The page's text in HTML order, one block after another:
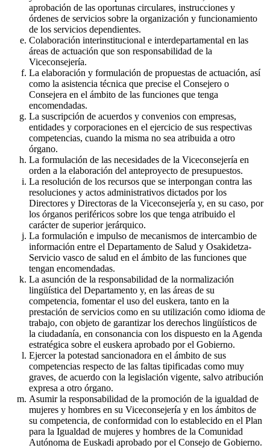
aprobación de las oportunas circulares, instrucciones y
órdenes de servicios sobre la organización y funcionamiento
de los servicios dependientes.
Colaboración interinstitucional e interdepartamental en las
áreas de actuación que son responsabilidad de la
Viceconsejería.
La elaboración y formulación de propuestas de actuación, así
como la asistencia técnica que precise el Consejero o
Consejera en el ámbito de las funciones que tenga
encomendadas.
La suscripción de acuerdos y convenios con empresas,
entidades y corporaciones en el ejercicio de sus respectivas
competencias, cuando la misma no sea atribuida a otro
órgano.
La formulación de las necesidades de la Viceconsejería en
orden a la elaboración del anteproyecto de presupuestos.
La resolución de los recursos que se interpongan contra las
resoluciones y actos administrativos dictados por los
Directores y Directoras de la Viceconsejería y, en su caso, por
los órganos periféricos sobre los que tenga atribuido el
carácter de superior jerárquico.
La formulación e impulso de mecanismos de intercambio de
información entre el Departamento de Salud y Osakidetza-
Servicio vasco de salud en el ámbito de las funciones que
tengan encomendadas.
La asunción de la responsabilidad de la normalización
lingüística del Departamento y, en las áreas de su
competencia, fomentar el uso del euskera, tanto en la
prestación de servicios como en su utilización como idioma de
trabajo, con objeto de garantizar los derechos lingüísticos de
la ciudadanía, en consonancia con los dispuesto en la Agenda
estratégica sobre el euskera aprobado por el Gobierno.
Ejercer la potestad sancionadora en el ámbito de sus
competencias respecto de las faltas tipificadas como muy
graves, de acuerdo con la legislación vigente, salvo atribución
expresa a otro órgano.
Asumir la responsabilidad de la promoción de la igualdad de
mujeres y hombres en su Viceconsejería y en los ámbitos de
su competencia, de conformidad con lo establecido en el Plan
para la Igualdad de mujeres y hombres de la Comunidad
Autónoma de Euskadi aprobado por el Consejo de Gobierno.